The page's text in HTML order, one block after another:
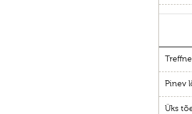
Pinev
Üks